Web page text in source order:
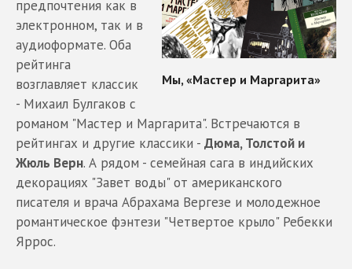
предпочтения как в
электронном, так и в
аудиоформате. Оба
рейтинга
возглавляет классик
- Михаил Булгаков с
романом "Мастер и Маргарита". Встречаются в
рейтингах и другие классики - Дюма, Толстой и
Жюль Верн. А рядом - семейная сага в индийских
декорациях "Завет воды" от американского
писателя и врача Абрахама Вергезе и молодежное
романтическое фэнтези "Четвертое крыло" Ребекки
Яррос.